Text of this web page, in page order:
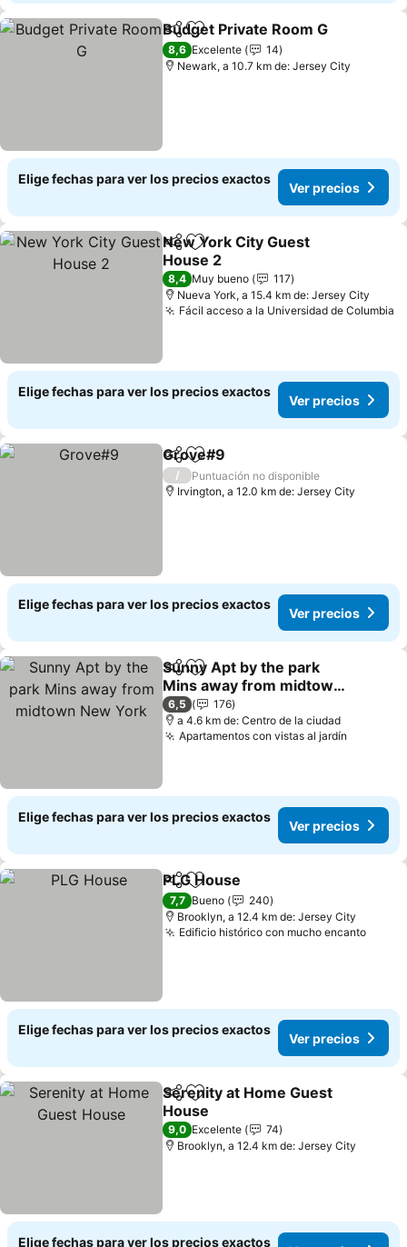
CompartirAgregar a favoritos
Budget Private Room G
8,6 Excelente
14
Newark, a 10.7 km de: Jersey City
Elige fechas para ver los precios exactos
Ver precios
CompartirAgregar a favoritos
New York City Guest
House 2
8,4 Muy bueno
117
Nueva York, a 15.4 km de: Jersey City
Fácil acceso a la Universidad de Columbia
Elige fechas para ver los precios exactos
Ver precios
CompartirAgregar a favoritos
Grove#9
/
Puntuación no disponible
Irvington, a 12.0 km de: Jersey City
Elige fechas para ver los precios exactos
Ver precios
CompartirAgregar a favoritos
Sunny Apt by the park
Mins away from midtown
New York
6,5
176
a 4.6 km de: Centro de la ciudad
Apartamentos con vistas al jardín
Elige fechas para ver los precios exactos
Ver precios
CompartirAgregar a favoritos
PLG House
7,7 Bueno
240
Brooklyn, a 12.4 km de: Jersey City
Edificio histórico con mucho encanto
Elige fechas para ver los precios exactos
Ver precios
CompartirAgregar a favoritos
Serenity at Home Guest
House
9,0 Excelente
74
Brooklyn, a 12.4 km de: Jersey City
Elige fechas para ver los precios exactos